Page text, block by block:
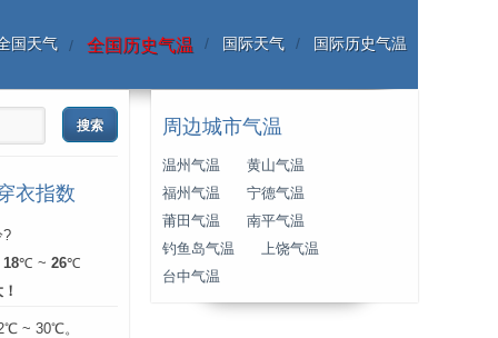
国天气 全国历史气温 国际天气 国际历史气温
衣指数
?
18℃ ~ 26℃
~ 30℃。
周边城市气温
温州气温
黄山气温
福州气温
宁德气温
莆田气温
南平气温
钓鱼岛气温
上饶气温
台中气温